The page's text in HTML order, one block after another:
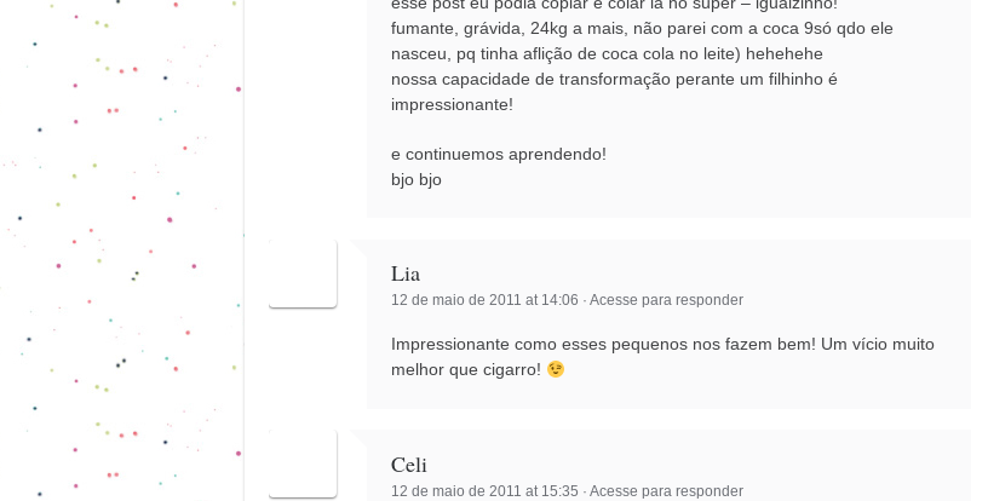
fumante, grávida, 24kg a mais, não parei com a coca 9só qdo ele
nasceu, pq tinha aflição de coca cola no leite) hehehehe
nossa capacidade de transformação perante um filhinho é
impressionante!
e continuemos aprendendo!
bjo bjo
Lia
12 de maio de 2011 at 14:06 ·Acesse para responder
Impressionante como esses pequenos nos fazem bem! Um vício muito
melhor que cigarro!
Celi
12 de maio de 2011 at 15:35 ·Acesse para responder